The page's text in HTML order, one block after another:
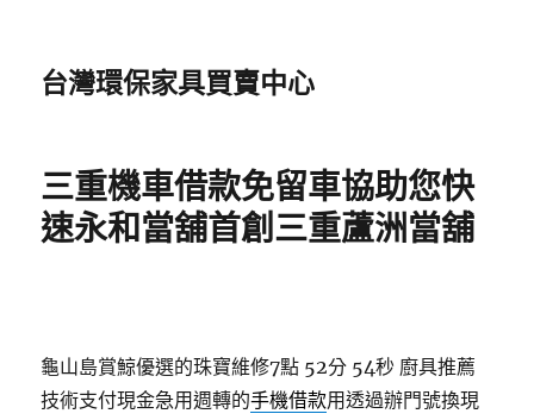
台灣環保家具買賣中心
三重機車借款免留車協助您快
速永和當舖首創三重蘆洲當舖
龜山島賞鯨優選的珠寶維修7點 52分 54秒 廚具推薦
技術支付現金急用週轉的手機借款用透過辦門號換現